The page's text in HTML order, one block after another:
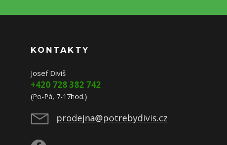
KONTAKTY
Josef Diviš
+420 728 382 742
(Po-Pá, 7-17hod.)
prodejna@potrebydivis.cz